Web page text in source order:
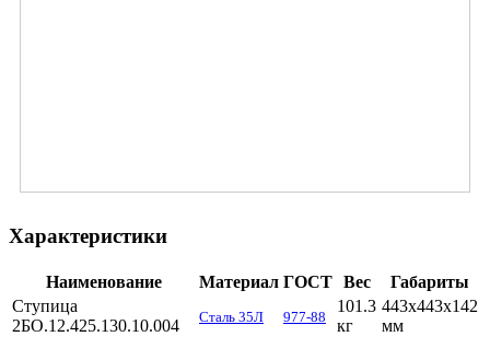
Характеристики
Наименование Материал ГОСТ Вес
Габариты
Ступица
2БО.12.425.130.10.004
Сталь 35Л 977-88
101.3
кг
443х443х142
мм